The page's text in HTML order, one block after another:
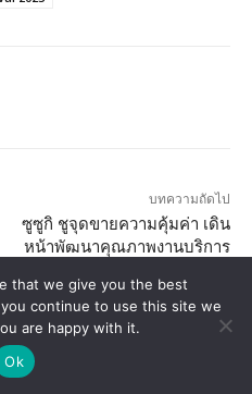
that we give you the best
continue to use this site we
are happy with it.
Ok